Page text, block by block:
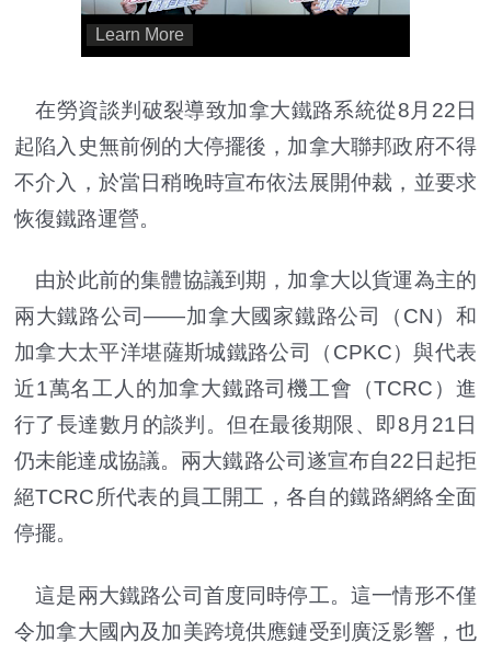
在勞資談判破裂導致加拿大鐵路系統從8月22日
起陷入史無前例的大停擺後，加拿大聯邦政府不得
不介入，於當日稍晚時宣布依法展開仲裁，並要求
恢復鐵路運營。
由於此前的集體協議到期，加拿大以貨運為主的
兩大鐵路公司——加拿大國家鐵路公司（CN）和
加拿大太平洋堪薩斯城鐵路公司（CPKC）與代表
近1萬名工人的加拿大鐵路司機工會（TCRC）進
行了長達數月的談判。但在最後期限、即8月21日
仍未能達成協議。兩大鐵路公司遂宣布自22日起拒
絕TCRC所代表的員工開工，各自的鐵路網絡全面
停擺。
這是兩大鐵路公司首度同時停工。這一情形不僅
令加拿大國內及加美跨境供應鏈受到廣泛影響，也